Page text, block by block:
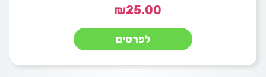
₪25.00
לפרטים